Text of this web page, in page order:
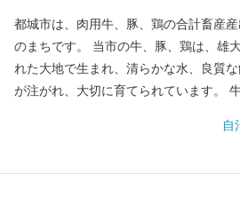
都城市は、肉用牛、豚、鶏の合計畜産
のまちです。 当市の牛、豚、鶏は、雄
れた大地で生まれ、清らかな水、良質
が注がれ、大切に育てられています。
徴です。 5年に一度和牛の日本一を決
自